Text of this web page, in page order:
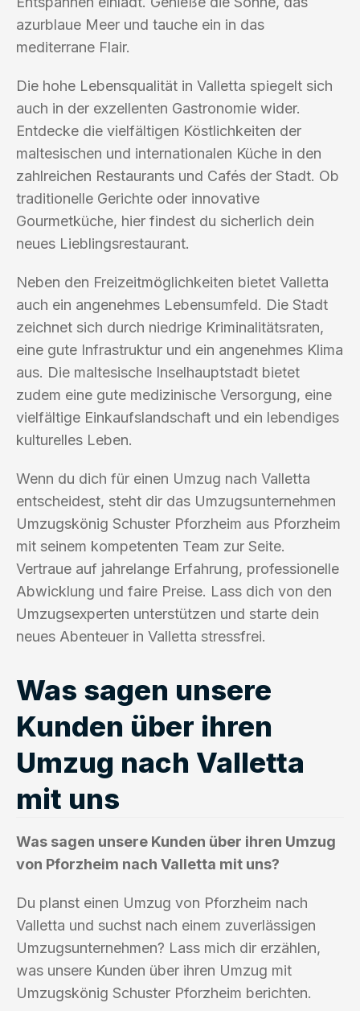
azurblaue Meer und tauche ein in das
mediterrane Flair.
Die hohe Lebensqualität in Valletta spiegelt sich
auch in der exzellenten Gastronomie wider.
Entdecke die vielfältigen Köstlichkeiten der
maltesischen und internationalen Küche in den
zahlreichen Restaurants und Cafés der Stadt. Ob
traditionelle Gerichte oder innovative
Gourmetküche, hier findest du sicherlich dein
neues Lieblingsrestaurant.
Neben den Freizeitmöglichkeiten bietet Valletta
auch ein angenehmes Lebensumfeld. Die Stadt
zeichnet sich durch niedrige Kriminalitätsraten,
eine gute Infrastruktur und ein angenehmes Klima
aus. Die maltesische Inselhauptstadt bietet
zudem eine gute medizinische Versorgung, eine
vielfältige Einkaufslandschaft und ein lebendiges
kulturelles Leben.
Wenn du dich für einen Umzug nach Valletta
entscheidest, steht dir das Umzugsunternehmen
Umzugskönig Schuster Pforzheim aus Pforzheim
mit seinem kompetenten Team zur Seite.
Vertraue auf jahrelange Erfahrung, professionelle
Abwicklung und faire Preise. Lass dich von den
Umzugsexperten unterstützen und starte dein
neues Abenteuer in Valletta stressfrei.
Was sagen unsere
Kunden über ihren
Umzug nach Valletta
mit uns
Was sagen unsere Kunden über ihren Umzug
von Pforzheim nach Valletta mit uns?
Du planst einen Umzug von Pforzheim nach
Valletta und suchst nach einem zuverlässigen
Umzugsunternehmen? Lass mich dir erzählen,
was unsere Kunden über ihren Umzug mit
Umzugskönig Schuster Pforzheim berichten.